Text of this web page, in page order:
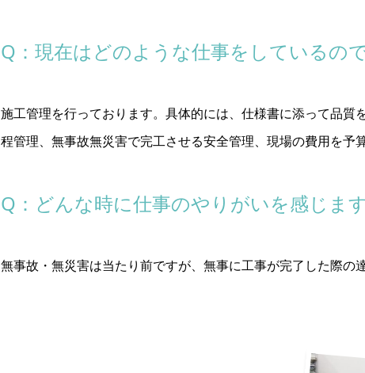
Q：現在はどのような仕事をしているの
施工管理を行っております。具体的には、仕様書に添って品
程管理、無事故無災害で完工させる安全管理、現場の費用を予
Q：どんな時に仕事のやりがいを感じま
無事故・無災害は当たり前ですが、無事に工事が完了した際の